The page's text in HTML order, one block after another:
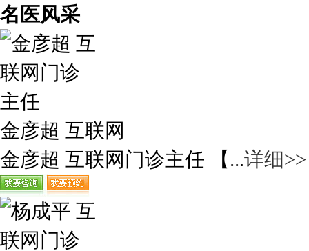
名医风采
金彦超 互联网
金彦超 互联网门诊主任 【...详细>>